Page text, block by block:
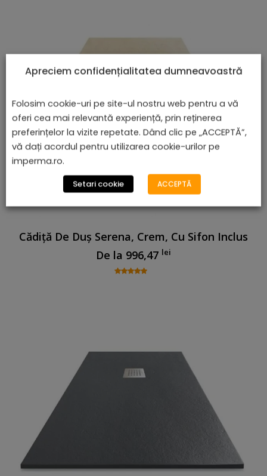
Cădiță De Duș Serena, Crem, Cu Sifon Inclus
De la 996,47 lei
Apreciem confidențialitatea dumneavoastră
Folosim cookie-uri pe site-ul nostru web pentru a vă
oferi cea mai relevantă experiență, prin reținerea
preferințelor la vizite repetate. Dând clic pe „ACCEPTĂ”,
vă dați acordul pentru utilizarea cookie-urilor pe
imperma.ro.
Setari cookie ACCEPTĂ